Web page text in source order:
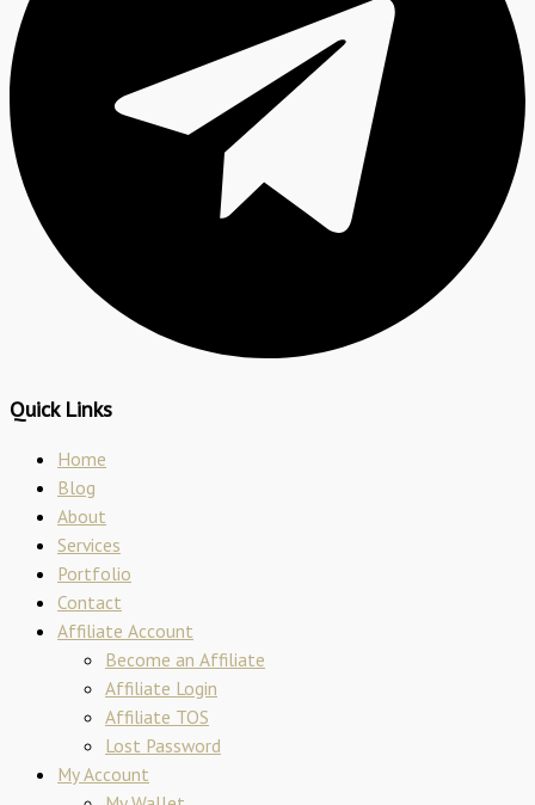
Quick Links
Home
Blog
About
Services
Portfolio
Contact
Affiliate Account
Become an Affiliate
Affiliate Login
Affiliate TOS
Lost Password
My Account